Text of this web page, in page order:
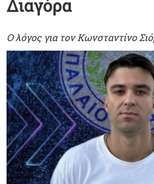
Διαγόρα
Ο λόγος για τον Κωνσταντίνο